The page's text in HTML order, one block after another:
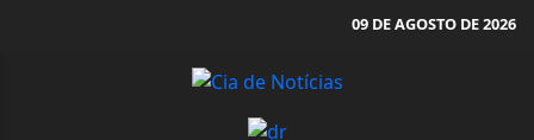
09 DE AGOSTO DE 2026